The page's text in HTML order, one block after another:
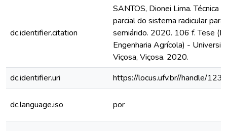
dc.identifier.citation
SANTOS, Dionei Lima. Técnica
parcial do sistema radicular
semiárido. 2020. 106 f. Tese
Engenharia Agrícola) -
Viçosa, Viçosa. 2020.
dc.identifier.uri
https://locus.ufv.br//handle/
dc.language.iso por